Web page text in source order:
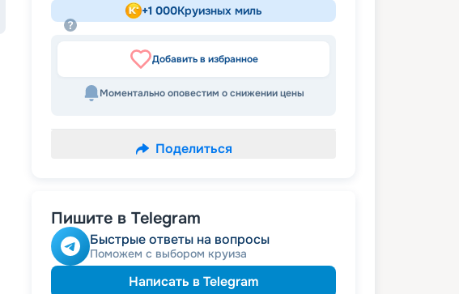
+1 000Круизных миль
Добавить в избранное
Моментально оповестим о снижении цены
Поделиться
Пишите в Telegram
Быстрые ответы на вопросы
Поможем с выбором круиза
Написать в Telegram